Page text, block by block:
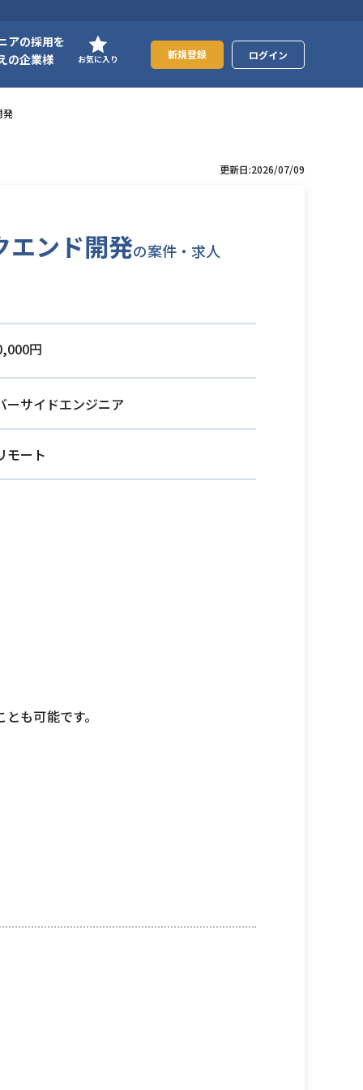
アの採用を
の企業様
お気に入り 新規登録 ログイン
発
更新日:2026/07/09
ンド開発の案件・求人
円
ーサイドエンジニア
モート
も可能です。